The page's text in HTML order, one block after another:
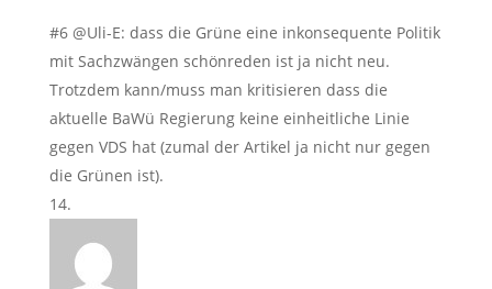
#6 @Uli-E: dass die Grüne eine inkonsequente Politik
mit Sachzwängen schönreden ist ja nicht neu.
Trotzdem kann/muss man kritisieren dass die
aktuelle BaWü Regierung keine einheitliche Linie
gegen VDS hat (zumal der Artikel ja nicht nur gegen
die Grünen ist).